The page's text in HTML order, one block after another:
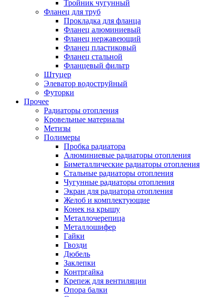
Тройник чугунный
Фланец для труб
Прокладка для фланца
Фланец алюминиевый
Фланец нержавеющий
Фланец пластиковый
Фланец стальной
Фланцевый фильтр
Штуцер
Элеватор водоструйный
Футорки
Прочее
Радиаторы отопления
Кровельные материалы
Метизы
Полимеры
Пробка радиатора
Алюминиевые радиаторы отопления
Биметаллические радиаторы отопления
Стальные радиаторы отопления
Чугунные радиаторы отопления
Экран для радиатора отопления
Желоб и комплектующие
Конек на крышу
Металлочерепица
Металлошифер
Гайки
Гвозди
Дюбель
Заклепки
Контргайка
Крепеж для вентиляции
Опора балки